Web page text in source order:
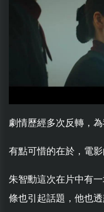
劇情歷經多次反轉，
有點可惜的在於，電影
朱智勳這次在片中有
條也引起話題，他也